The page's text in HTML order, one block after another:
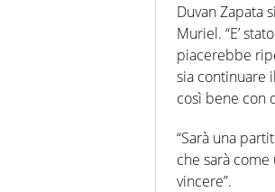
Duvan Zapata
Muriel. “E’
piacerebbe
sia continuare
così bene con
“Sarà una
che sarà
vincere”.